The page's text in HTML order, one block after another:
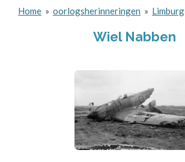
Home » oorlogsherinneringen » Limburg
Wiel Nabben